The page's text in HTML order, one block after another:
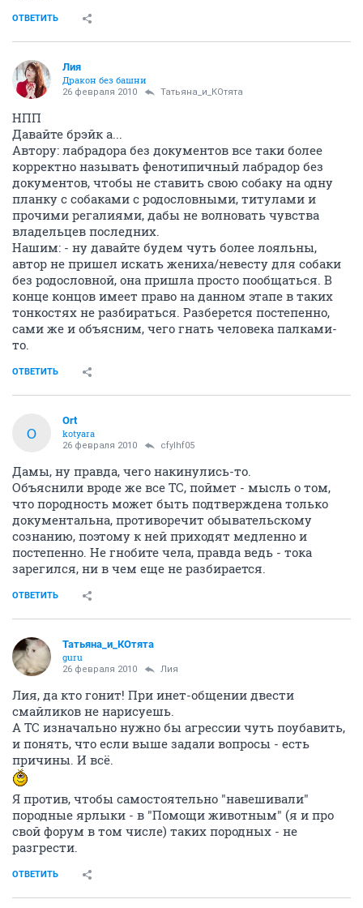
ОТВЕТИТЬ
Лия
Дракон без башни
26 февраля 2010 Татьяна_и_КОтята
НПП
Давайте брэйк а...
Автору: лабрадора без документов все таки более
корректно называть фенотипичный лабрадор без
документов, чтобы не ставить свою собаку на одну
планку с собаками с родословными, титулами и
прочими регалиями, дабы не волновать чувства
владельцев последних.
Нашим: - ну давайте будем чуть более лояльны,
автор не пришел искать жениха/невесту для собаки
без родословной, она пришла просто пообщаться. В
конце концов имеет право на данном этапе в таких
тонкостях не разбираться. Разберется постепенно,
сами же и объясним, чего гнать человека палками-
то.
ОТВЕТИТЬ
O
Ort
kotyara
26 февраля 2010 cfylhf05
Дамы, ну правда, чего накинулись-то.
Объяснили вроде же все ТС, поймет - мысль о том,
что породность может быть подтверждена только
документальна, противоречит обывательскому
сознанию, поэтому к ней приходят медленно и
постепенно. Не гнобите чела, правда ведь - тока
зарегился, ни в чем еще не разбирается.
ОТВЕТИТЬ
Татьяна_и_КОтята
guru
26 февраля 2010 Лия
Лия, да кто гонит! При инет-общении двести
смайликов не нарисуешь.
А ТС изначально нужно бы агрессии чуть поубавить,
и понять, что если выше задали вопросы - есть
причины. И всё.
Я против, чтобы самостоятельно "навешивали"
породные ярлыки - в "Помощи животным" (я и про
свой форум в том числе) таких породных - не
разгрести.
ОТВЕТИТЬ